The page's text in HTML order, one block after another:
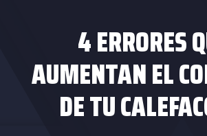
4 ERRORES
AUMENTAN EL
DE TU